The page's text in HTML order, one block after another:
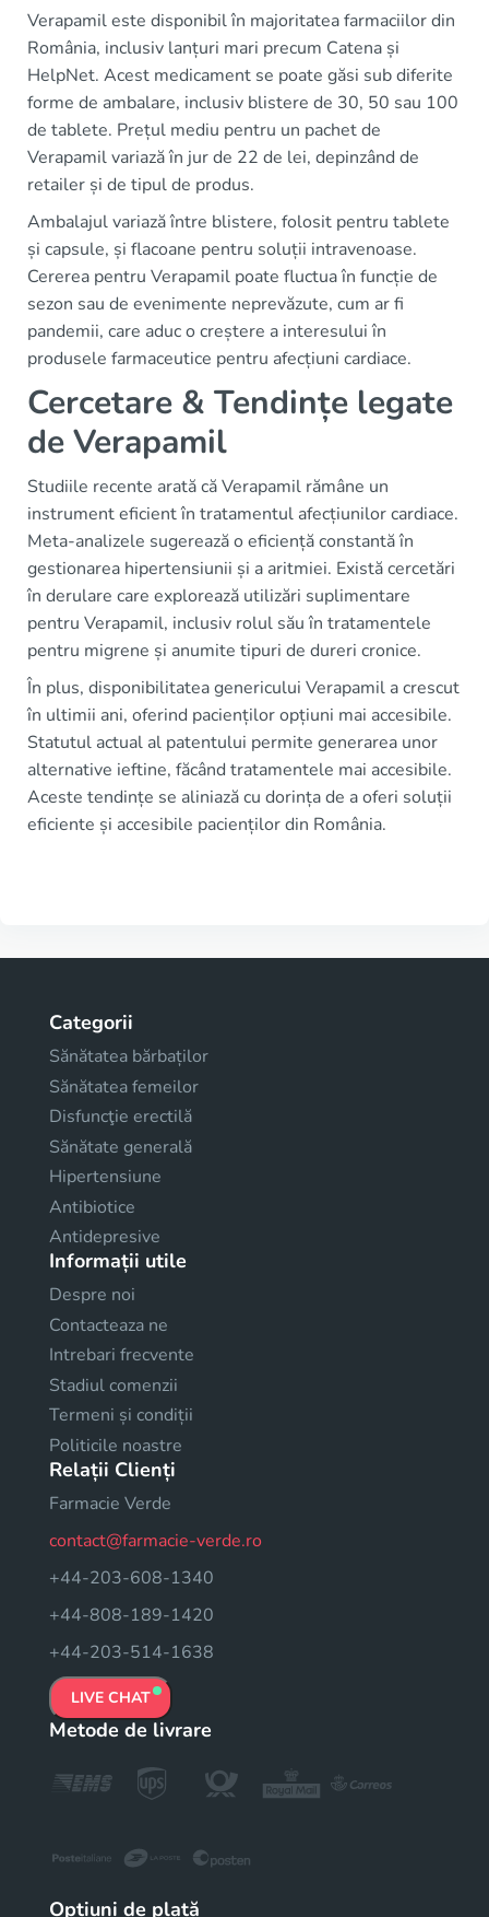
Verapamil este disponibil în majoritatea farmaciilor din
România, inclusiv lanțuri mari precum Catena și
HelpNet. Acest medicament se poate găsi sub diferite
forme de ambalare, inclusiv blistere de 30, 50 sau 100
de tablete. Prețul mediu pentru un pachet de
Verapamil variază în jur de 22 de lei, depinzând de
retailer și de tipul de produs.
Ambalajul variază între blistere, folosit pentru tablete
și capsule, și flacoane pentru soluții intravenoase.
Cererea pentru Verapamil poate fluctua în funcție de
sezon sau de evenimente neprevăzute, cum ar fi
pandemii, care aduc o creștere a interesului în
produsele farmaceutice pentru afecțiuni cardiace.
Cercetare & Tendințe legate
de Verapamil
Studiile recente arată că Verapamil rămâne un
instrument eficient în tratamentul afecțiunilor cardiace.
Meta-analizele sugerează o eficiență constantă în
gestionarea hipertensiunii și a aritmiei. Există cercetări
în derulare care explorează utilizări suplimentare
pentru Verapamil, inclusiv rolul său în tratamentele
pentru migrene și anumite tipuri de dureri cronice.
În plus, disponibilitatea genericului Verapamil a crescut
în ultimii ani, oferind pacienților opțiuni mai accesibile.
Statutul actual al patentului permite generarea unor
alternative ieftine, făcând tratamentele mai accesibile.
Aceste tendințe se aliniază cu dorința de a oferi soluții
eficiente și accesibile pacienților din România.
Categorii
Sănătatea bărbaților
Sănătatea femeilor
Disfuncţie erectilă
Sănătate generală
Hipertensiune
Antibiotice
Antidepresive
Informații utile
Despre noi
Contacteaza ne
Intrebari frecvente
Stadiul comenzii
Termeni și condiții
Politicile noastre
Relații Clienți
Farmacie Verde
contact@farmacie-verde.ro
+44-203-608-1340
+44-808-189-1420
+44-203-514-1638
LIVE CHAT
Metode de livrare
Opțiuni de plată